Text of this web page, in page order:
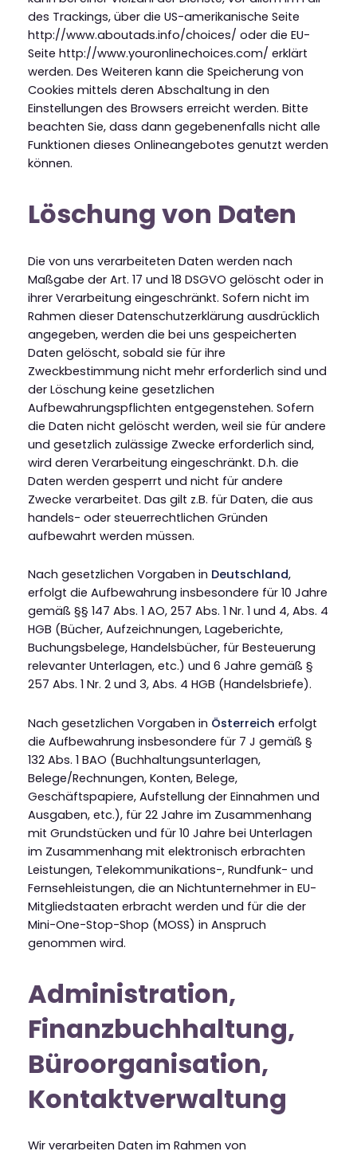
des Trackings, über die US-amerikanische Seite
http://www.aboutads.info/choices/ oder die EU-
Seite http://www.youronlinechoices.com/ erklärt
werden. Des Weiteren kann die Speicherung von
Cookies mittels deren Abschaltung in den
Einstellungen des Browsers erreicht werden. Bitte
beachten Sie, dass dann gegebenenfalls nicht alle
Funktionen dieses Onlineangebotes genutzt werden
können.
Löschung von Daten
Die von uns verarbeiteten Daten werden nach
Maßgabe der Art. 17 und 18 DSGVO gelöscht oder in
ihrer Verarbeitung eingeschränkt. Sofern nicht im
Rahmen dieser Datenschutzerklärung ausdrücklich
angegeben, werden die bei uns gespeicherten
Daten gelöscht, sobald sie für ihre
Zweckbestimmung nicht mehr erforderlich sind und
der Löschung keine gesetzlichen
Aufbewahrungspflichten entgegenstehen. Sofern
die Daten nicht gelöscht werden, weil sie für andere
und gesetzlich zulässige Zwecke erforderlich sind,
wird deren Verarbeitung eingeschränkt. D.h. die
Daten werden gesperrt und nicht für andere
Zwecke verarbeitet. Das gilt z.B. für Daten, die aus
handels- oder steuerrechtlichen Gründen
aufbewahrt werden müssen.
Nach gesetzlichen Vorgaben in Deutschland,
erfolgt die Aufbewahrung insbesondere für 10 Jahre
gemäß §§ 147 Abs. 1 AO, 257 Abs. 1 Nr. 1 und 4, Abs. 4
HGB (Bücher, Aufzeichnungen, Lageberichte,
Buchungsbelege, Handelsbücher, für Besteuerung
relevanter Unterlagen, etc.) und 6 Jahre gemäß §
257 Abs. 1 Nr. 2 und 3, Abs. 4 HGB (Handelsbriefe).
Nach gesetzlichen Vorgaben in Österreich erfolgt
die Aufbewahrung insbesondere für 7 J gemäß §
132 Abs. 1 BAO (Buchhaltungsunterlagen,
Belege/Rechnungen, Konten, Belege,
Geschäftspapiere, Aufstellung der Einnahmen und
Ausgaben, etc.), für 22 Jahre im Zusammenhang
mit Grundstücken und für 10 Jahre bei Unterlagen
im Zusammenhang mit elektronisch erbrachten
Leistungen, Telekommunikations-, Rundfunk- und
Fernsehleistungen, die an Nichtunternehmer in EU-
Mitgliedstaaten erbracht werden und für die der
Mini-One-Stop-Shop (MOSS) in Anspruch
genommen wird.
Administration,
Finanzbuchhaltung,
Büroorganisation,
Kontaktverwaltung
Wir verarbeiten Daten im Rahmen von